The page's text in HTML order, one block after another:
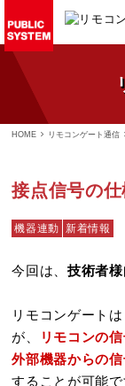
HOME リモコンゲート通信
接点信号の
機器連動 新着情報
今回は、技術者
リモコンゲート
が、
リモコンの
外部機器からの
することが可能で